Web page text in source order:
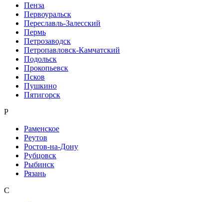
Пенза
Первоуральск
Переславль-Залесский
Пермь
Петрозаводск
Петропавловск-Камчатский
Подольск
Прокопьевск
Псков
Пушкино
Пятигорск
Р
Раменское
Реутов
Ростов-на-Дону
Рубцовск
Рыбинск
Рязань
С